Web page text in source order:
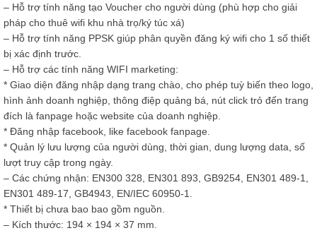
– Hỗ trợ tính năng tạo Voucher cho người dùng (phù hợp cho giải
pháp cho thuê wifi khu nhà trọ/ký túc xá)
– Hỗ trợ tính năng PPSK giúp phân quyền đăng ký wifi cho 1 số thiết
bị xác định trước.
– Hỗ trợ các tính năng WIFI marketing:
* Giao diện đăng nhập dạng trang chào, cho phép tuỳ biến theo logo,
hình ảnh doanh nghiệp, thông điệp quảng bá, nút click trỏ đến trang
đích là fanpage hoặc website của doanh nghiệp.
* Đăng nhập facebook, like facebook fanpage.
* Quản lý lưu lượng của người dùng, thời gian, dung lượng data, số
lượt truy cập trong ngày.
– Các chứng nhận: EN300 328, EN301 893, GB9254, EN301 489-1,
EN301 489-17, GB4943, EN/IEC 60950-1.
* Thiết bị chưa bao bao gồm nguồn.
– Kích thước: 194 × 194 × 37 mm.